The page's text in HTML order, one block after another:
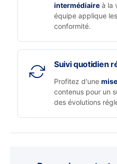
intermédiaire à la
équipe applique
conformité.
Suivi quotidien
Profitez d'une
contenus pour un
des évolutions